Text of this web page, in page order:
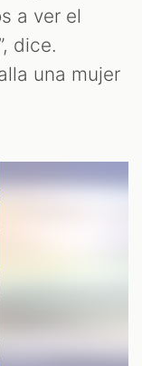
a ver el
dice.
una mujer